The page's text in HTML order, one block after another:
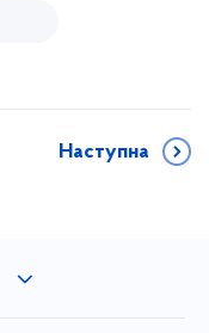
Наступна